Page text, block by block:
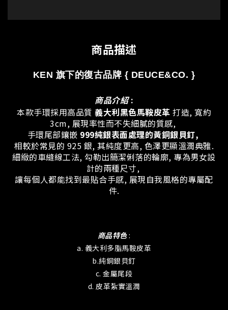
商品描述
KEN 旗下的復古品牌 { DEUCE&CO. }
商品介紹:
本款手環採用高品質 義大利黑色馬鞍皮革 打造, 寬約
3cm, 展現率性而不失細膩的質感,
手環尾部鑲嵌 999純銀表面處理的黃銅銀貝釘,
相較於常見的 925 銀, 其純度更高, 色澤更顯溫潤典雅.
細緻的車縫線工法, 勾勒出簡潔俐落的輪廓, 專為男女設
計的兩種尺寸,
讓每個人都能找到最貼合手感, 展現自我風格的專屬配
件.
商品特色 :
a. 義大利多脂馬鞍皮革
b.純銅銀貝釘
c. 金屬尾段
d. 皮革紮實溫潤